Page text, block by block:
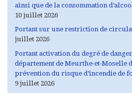
ainsi que de la consommation
10 juillet 2026
Portant sur une restriction de
juillet 2026
Portant activation du degré de
département de Meurthe-et-Moselle
prévention du risque d’incendie de
9 juillet 2026